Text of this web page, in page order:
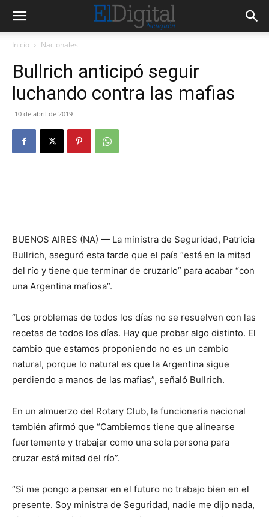
Inicio Nacionales
Bullrich anticipó seguir
luchando contra las mafias
10 de abril de 2019
BUENOS AIRES (NA) — La ministra de Seguridad, Patricia
Bullrich, aseguró esta tarde que el país “está en la mitad
del río y tiene que terminar de cruzarlo” para acabar “con
una Argentina mafiosa”.
“Los problemas de todos los días no se resuelven con las
recetas de todos los días. Hay que probar algo distinto. El
cambio que estamos proponiendo no es un cambio
natural, porque lo natural es que la Argentina sigue
perdiendo a manos de las mafias”, señaló Bullrich.
En un almuerzo del Rotary Club, la funcionaria nacional
también afirmó que “Cambiemos tiene que alinearse
fuertemente y trabajar como una sola persona para
cruzar está mitad del río”.
“Si me pongo a pensar en el futuro no trabajo bien en el
presente. Soy ministra de Seguridad, nadie me dijo nada,